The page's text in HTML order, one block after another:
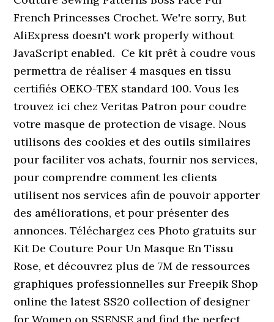
French Princesses Crochet. We're sorry, But
AliExpress doesn't work properly without
JavaScript enabled. ️ Ce kit prêt à coudre vous
permettra de réaliser 4 masques en tissu
certifiés OEKO-TEX standard 100. Vous les
trouvez ici chez Veritas Patron pour coudre
votre masque de protection de visage. Nous
utilisons des cookies et des outils similaires
pour faciliter vos achats, fournir nos services,
pour comprendre comment les clients
utilisent nos services afin de pouvoir apporter
des améliorations, et pour présenter des
annonces. Téléchargez ces Photo gratuits sur
Kit De Couture Pour Un Masque En Tissu
Rose, et découvrez plus de 7M de ressources
graphiques professionnelles sur Freepik Shop
online the latest SS20 collection of designer